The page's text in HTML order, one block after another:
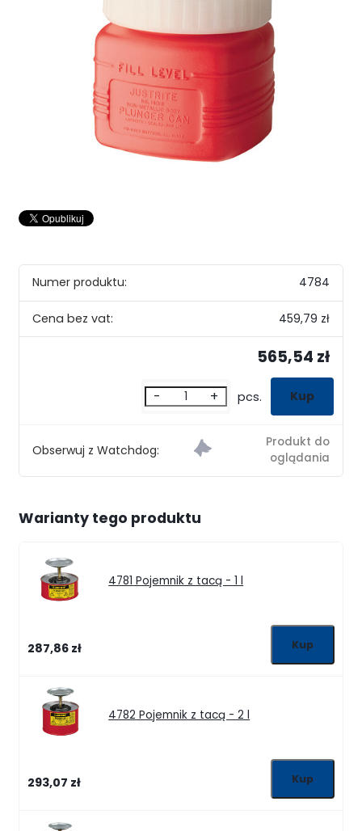
Numer produktu: 4784
459,79 zł
565,54 zł
Obserwuj z Watchdog:
- + pcs.
Warianty tego produktu
4781 Pojemnik z tacą - 1 l
287,86 zł
4782 Pojemnik z tacą - 2 l
293,07 zł